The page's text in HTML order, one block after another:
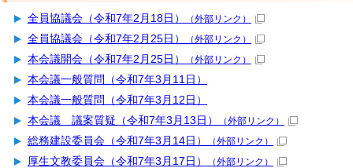
全員協議会（令和7年2月18日） （外部リンク）
全員協議会（令和7年2月25日） （外部リンク）
本会議開会（令和7年2月25日） （外部リンク）
本会議一般質問（令和7年3月11日）
本会議一般質問（令和7年3月12日）
本会議 議案質疑（令和7年3月13日）
（外部リンク）
総務建設委員会（令和7年3月14日） （外部リンク）
厚生文教委員会（令和7年3月17日） （外部リンク）